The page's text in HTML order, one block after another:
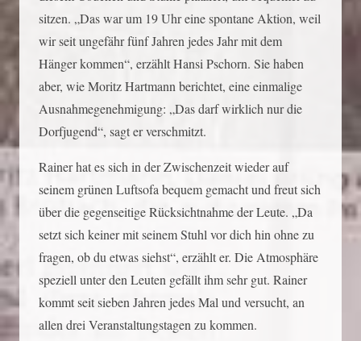
sitzen. „Das war um 19 Uhr eine spontane Aktion, weil
wir seit ungefähr fünf Jahren jedes Jahr mit dem
Hänger kommen“, erzählt Hansi Pschorn. Sie haben
aber, wie Moritz Hartmann berichtet, eine einmalige
Ausnahmegenehmigung: „Das darf wirklich nur die
Dorfjugend“, sagt er verschmitzt.
Rainer hat es sich in der Zwischenzeit wieder auf
seinem grünen Luftsofa bequem gemacht und freut sich
über die gegenseitige Rücksichtnahme der Leute. „Da
setzt sich keiner mit seinem Stuhl vor dich hin ohne zu
fragen, ob du etwas siehst“, erzählt er. Die Atmosphäre
speziell unter den Leuten gefällt ihm sehr gut. Rainer
kommt seit sieben Jahren jedes Mal und versucht, an
allen drei Veranstaltungstagen zu kommen.